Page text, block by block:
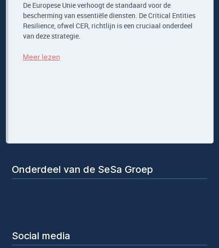
De Europese Unie verhoogt de standaard voor de
bescherming van essentiële diensten. De Critical Entities
Resilience, ofwel CER, richtlijn is een cruciaal onderdeel
van deze strategie.
Meer lezen
Onderdeel van de SeSa Groep
Social media